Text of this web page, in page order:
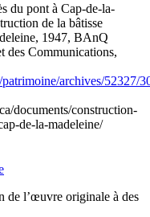
du pont à Cap-de-la-
de la bâtisse
1947, BAnQ
des Communications,
archives/52327/
documents/construction-
de-la-madeleine/
de l’œuvre originale à des